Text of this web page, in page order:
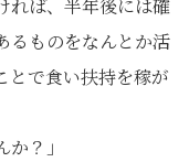
れば、半年後には確
るものをなんとか活
とで食い扶持を稼が
？」